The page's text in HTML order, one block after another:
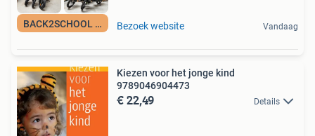
BACK2SCHOOL ACTIE! Bezoek website Vandaag
Kiezen voor het jonge kind
9789046904473
€ 22,49 Details